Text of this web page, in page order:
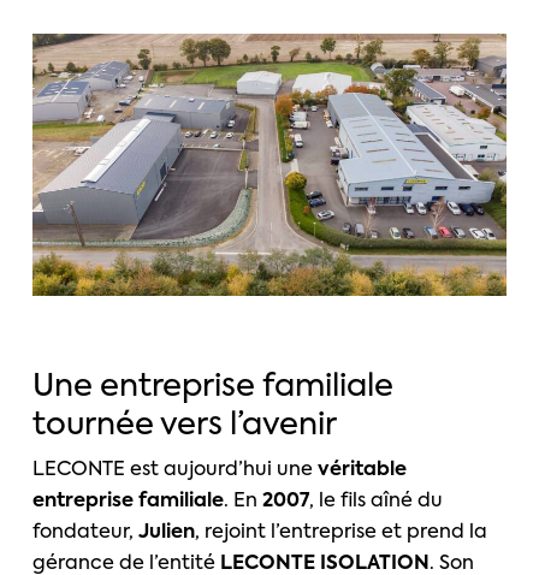
Une entreprise familiale
tournée vers l’avenir
LECONTE est aujourd’hui une véritable
entreprise familiale. En 2007, le fils aîné du
fondateur, Julien, rejoint l’entreprise et prend la
gérance de l’entité LECONTE ISOLATION . Son